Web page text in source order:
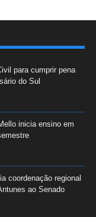
para cumprir pena
do Sul
inicia ensino em
coordenação regional
ao Senado